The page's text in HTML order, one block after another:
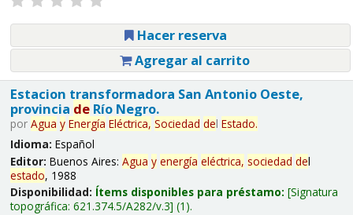
Hacer reserva
Agregar al carrito
Estacion transformadora San Antonio Oeste,
provincia deRío Negro.
por Agua y Energía Eléctrica, Sociedad del Estado.
Idioma: Español
Editor: Buenos Aires: Agua y energía eléctrica, sociedad del
estado, 1988
Disponibilidad: Ítems disponibles para préstamo: Signatura
topográfica: 621.374.5/A282/v.3 (1).